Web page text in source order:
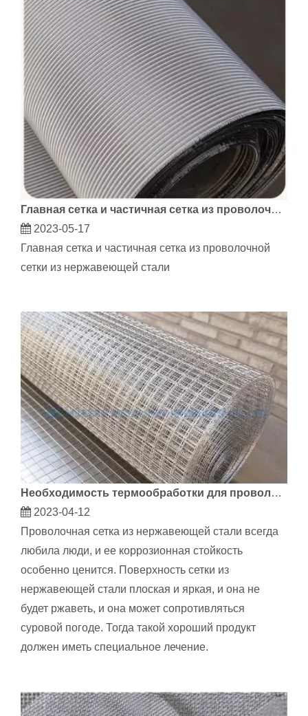
Главная сетка и частичная сетка из проволочной сетки из нержавеющей стали
2023-05-17
Главная сетка и частичная сетка из проволочной
сетки из нержавеющей стали
Необходимость термообработки для проволочной сетки из нержавеющей стали
2023-04-12
Проволочная сетка из нержавеющей стали всегда
любила люди, и ее коррозионная стойкость
особенно ценится. Поверхность сетки из
нержавеющей стали плоская и яркая, и она не
будет ржаветь, и она может сопротивляться
суровой погоде. Тогда такой хороший продукт
должен иметь специальное лечение.